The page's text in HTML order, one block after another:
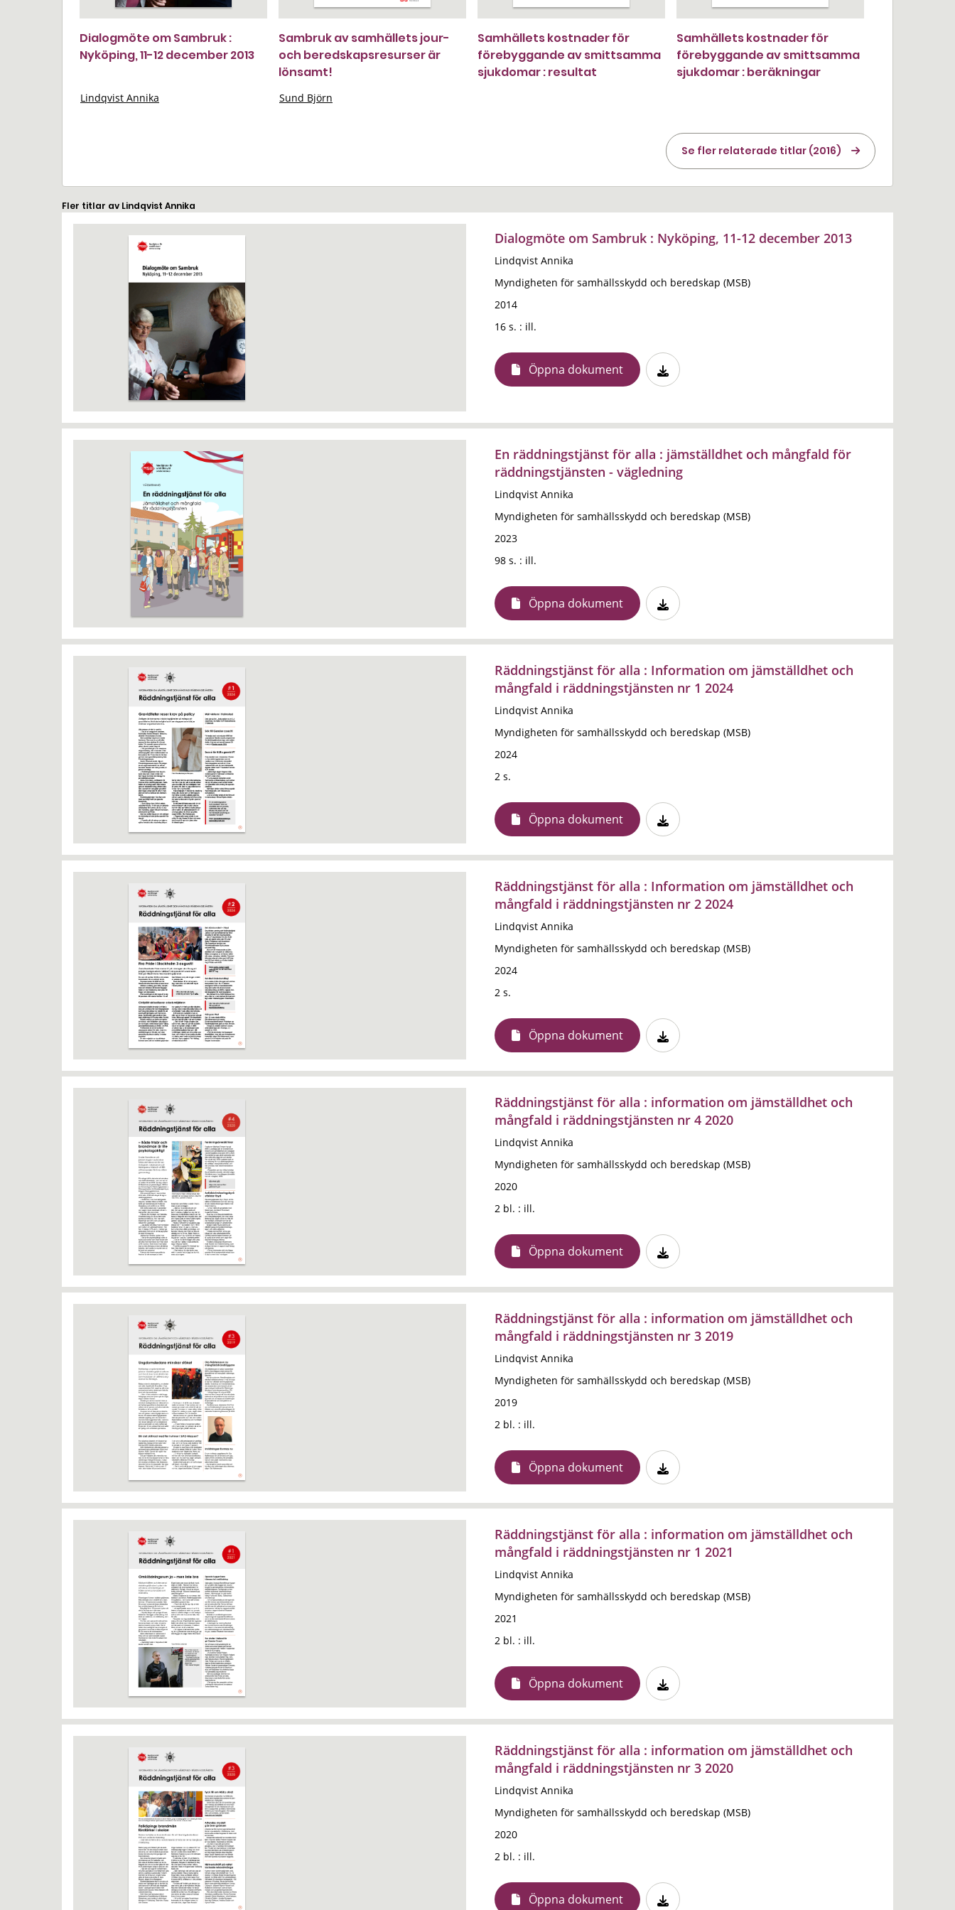
Dialogmöte om Sambruk :
Nyköping, 11-12 december 2013
Lindqvist Annika
Sambruk av samhällets jour-
och beredskapsresurser är
lönsamt!
Sund Björn
Samhällets kostnader för
förebyggande av smittsamma
sjukdomar : resultat
Samhällets kostnader för
förebyggande av smittsamma
sjukdomar : beräkningar
Se fler relaterade titlar (2016)
Fler titlar av Lindqvist Annika
Dialogmöte om Sambruk : Nyköping, 11-12 december 2013
Lindqvist Annika
Myndigheten för samhällsskydd och beredskap (MSB)
2014
16 s. : ill.
Öppna dokument
En räddningstjänst för alla : jämställdhet och mångfald för
räddningstjänsten - vägledning
Lindqvist Annika
Myndigheten för samhällsskydd och beredskap (MSB)
2023
98 s. : ill.
Öppna dokument
Räddningstjänst för alla : Information om jämställdhet och
mångfald i räddningstjänsten nr 1 2024
Lindqvist Annika
Myndigheten för samhällsskydd och beredskap (MSB)
2024
2 s.
Öppna dokument
Räddningstjänst för alla : Information om jämställdhet och
mångfald i räddningstjänsten nr 2 2024
Lindqvist Annika
Myndigheten för samhällsskydd och beredskap (MSB)
2024
2 s.
Öppna dokument
Räddningstjänst för alla : information om jämställdhet och
mångfald i räddningstjänsten nr 4 2020
Lindqvist Annika
Myndigheten för samhällsskydd och beredskap (MSB)
2020
2 bl. : ill.
Öppna dokument
Räddningstjänst för alla : information om jämställdhet och
mångfald i räddningstjänsten nr 3 2019
Lindqvist Annika
Myndigheten för samhällsskydd och beredskap (MSB)
2019
2 bl. : ill.
Öppna dokument
Räddningstjänst för alla : information om jämställdhet och
mångfald i räddningstjänsten nr 1 2021
Lindqvist Annika
Myndigheten för samhällsskydd och beredskap (MSB)
2021
2 bl. : ill.
Öppna dokument
Räddningstjänst för alla : information om jämställdhet och
mångfald i räddningstjänsten nr 3 2020
Lindqvist Annika
Myndigheten för samhällsskydd och beredskap (MSB)
2020
2 bl. : ill.
Öppna dokument